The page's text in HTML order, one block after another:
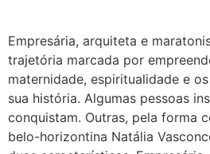
Empresária, arquiteta e
trajetória marcada por
maternidade, espiritualidade e
sua história. Algumas pessoas
conquistam. Outras, pela forma
belo-horizontina Natália